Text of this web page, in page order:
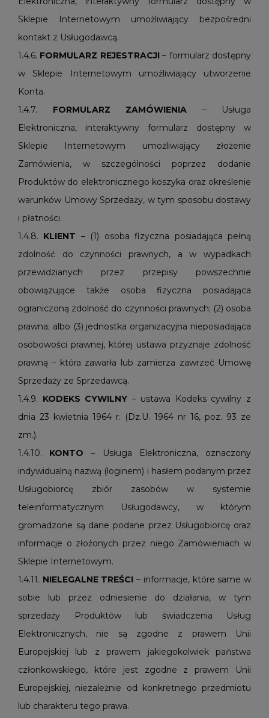
Sklepie Internetowym umożliwiający bezpośredni
kontakt z Usługodawcą.
1.4.6. FORMULARZ REJESTRACJI– formularz dostępny
w Sklepie Internetowym umożliwiający utworzenie
Konta.
1.4.7. FORMULARZ ZAMÓWIENIA – Usługa
Elektroniczna, interaktywny formularz dostępny w
Sklepie Internetowym umożliwiający złożenie
Zamówienia, w szczególności poprzez dodanie
Produktów do elektronicznego koszyka oraz określenie
warunków Umowy Sprzedaży, w tym sposobu dostawy
i płatności.
1.4.8. KLIENT – (1) osoba fizyczna posiadająca pełną
zdolność do czynności prawnych, a w wypadkach
przewidzianych przez przepisy powszechnie
obowiązujące także osoba fizyczna posiadająca
ograniczoną zdolność do czynności prawnych; (2) osoba
prawna; albo (3) jednostka organizacyjna nieposiadająca
osobowości prawnej, której ustawa przyznaje zdolność
prawną – która zawarła lub zamierza zawrzeć Umowę
Sprzedaży ze Sprzedawcą.
1.4.9. KODEKS CYWILNY – ustawa Kodeks cywilny z
dnia 23 kwietnia 1964 r. (Dz.U. 1964 nr 16, poz. 93 ze
zm.).
1.4.10. KONTO – Usługa Elektroniczna, oznaczony
indywidualną nazwą (loginem) i hasłem podanym przez
Usługobiorcę zbiór zasobów w systemie
teleinformatycznym Usługodawcy, w którym
gromadzone są dane podane przez Usługobiorcę oraz
informacje o złożonych przez niego Zamówieniach w
Sklepie Internetowym.
1.4.11. NIELEGALNE TREŚCI – informacje, które same w
sobie lub przez odniesienie do działania, w tym
sprzedaży Produktów lub świadczenia Usług
Elektronicznych, nie są zgodne z prawem Unii
Europejskiej lub z prawem jakiegokolwiek państwa
członkowskiego, które jest zgodne z prawem Unii
Europejskiej, niezależnie od konkretnego przedmiotu
lub charakteru tego prawa.